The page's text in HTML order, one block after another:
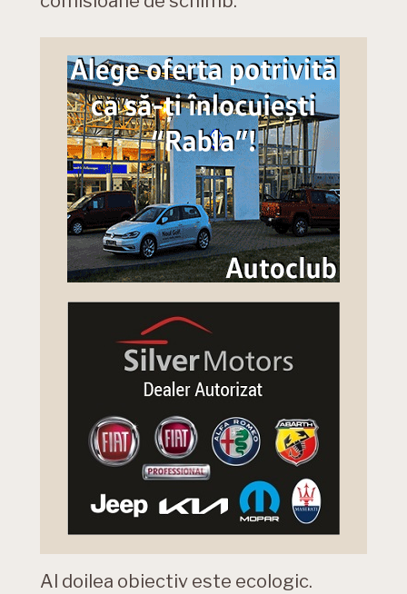
Al doilea obiectiv este ecologic.